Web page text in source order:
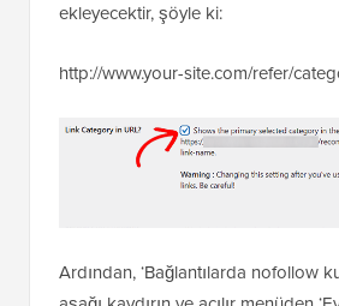
ekleyecektir, şöyle ki:
http://www.your-site.com/refer/
Ardından, ‘Bağlantılarda nofollow